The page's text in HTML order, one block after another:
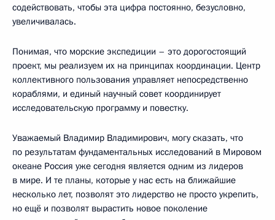
содействовать, чтобы эта цифра постоянно, безусловно,
увеличивалась.
Понимая, что морские экспедиции – это дорогостоящий
проект, мы реализуем их на принципах координации. Центр
коллективного пользования управляет непосредственно
кораблями, и единый научный совет координирует
исследовательскую программу и повестку.
Уважаемый Владимир Владимирович, могу сказать, что
по результатам фундаментальных исследований в Мировом
океане Россия уже сегодня является одним из лидеров
в мире. И те планы, которые у нас есть на ближайшие
несколько лет, позволят это лидерство не просто укрепить,
но ещё и позволят вырастить новое поколение